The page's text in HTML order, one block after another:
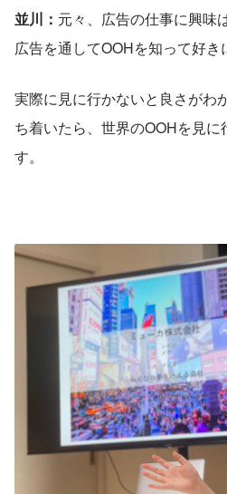
並川： 元々、広告の仕事に興味
広告を通してOOHを知って好き
実際に見に行かないと良さがわ
ち着いたら、世界のOOHを見に
す。